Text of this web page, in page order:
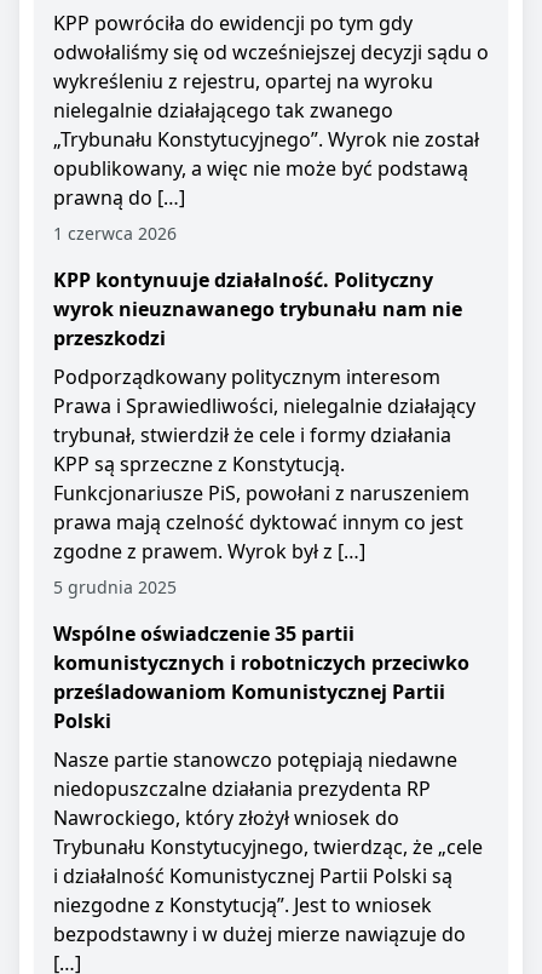
KPP powróciła do ewidencji po tym gdy
odwołaliśmy się od wcześniejszej decyzji sądu o
wykreśleniu z rejestru, opartej na wyroku
nielegalnie działającego tak zwanego
„Trybunału Konstytucyjnego”. Wyrok nie został
opublikowany, a więc nie może być podstawą
prawną do […]
1 czerwca 2026
KPP kontynuuje działalność. Polityczny
wyrok nieuznawanego trybunału nam nie
przeszkodzi
Podporządkowany politycznym interesom
Prawa i Sprawiedliwości, nielegalnie działający
trybunał, stwierdził że cele i formy działania
KPP są sprzeczne z Konstytucją.
Funkcjonariusze PiS, powołani z naruszeniem
prawa mają czelność dyktować innym co jest
zgodne z prawem. Wyrok był z […]
5 grudnia 2025
Wspólne oświadczenie 35 partii
komunistycznych i robotniczych przeciwko
prześladowaniom Komunistycznej Partii
Polski
Nasze partie stanowczo potępiają niedawne
niedopuszczalne działania prezydenta RP
Nawrockiego, który złożył wniosek do
Trybunału Konstytucyjnego, twierdząc, że „cele
i działalność Komunistycznej Partii Polski są
niezgodne z Konstytucją”. Jest to wniosek
bezpodstawny i w dużej mierze nawiązuje do
[…]